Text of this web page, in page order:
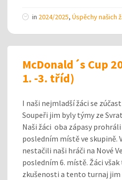
in 2024/2025, Úspěchy našich
McDonald´s Cup
1. -3. tříd)
I naši nejmladší žáci se
Soupeři jim byly týmy ze
Naši žáci oba zápasy
posledním místě ve skupině.
nestačili naši hráči na Nové
posledním 6. místě. Žáci
zkušenosti a tento turnaj jim